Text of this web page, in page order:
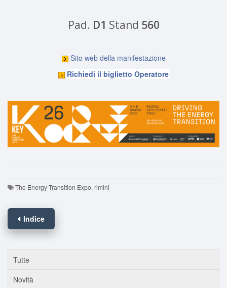
Pad. D1 Stand 560
Sito web della manifestazione
Richiedi il biglietto Operatore
The Energy Transition Expo, rimini
Indice
Tutte
Novità